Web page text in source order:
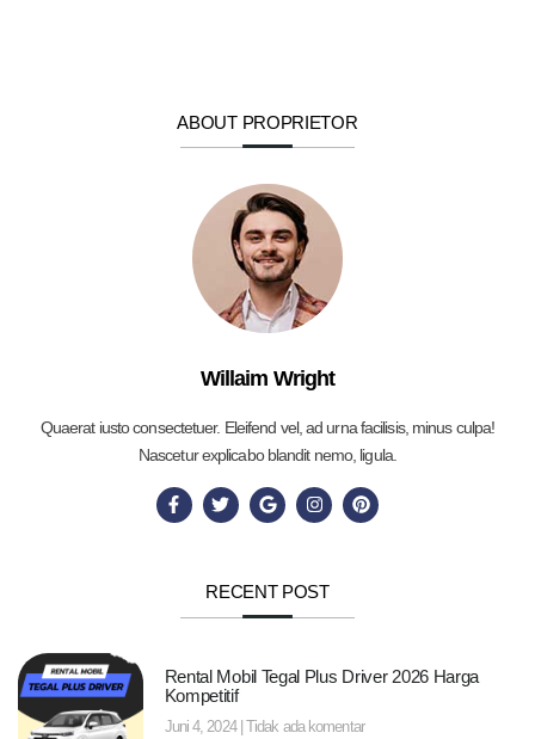
ABOUT PROPRIETOR
Willaim Wright
Quaerat iusto consectetuer. Eleifend vel, ad urna facilisis, minus culpa!
Nascetur explicabo blandit nemo, ligula.
RECENT POST
Rental Mobil Tegal Plus Driver 2026 Harga
Kompetitif
Juni 4, 2024 Tidak ada komentar